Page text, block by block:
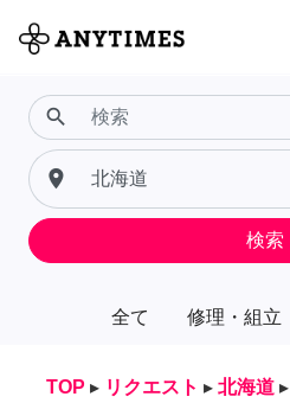
全て 修理・組立
search
place
検索
TOP ▸ リクエスト ▸ 北海道 ▸